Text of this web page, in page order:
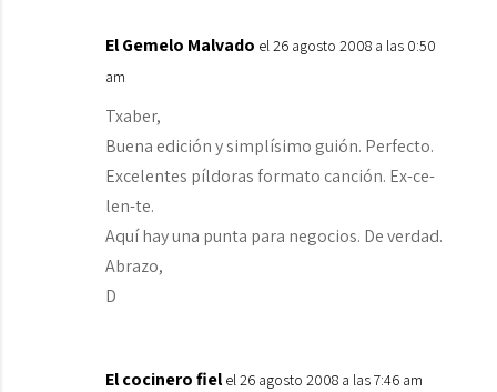
El Gemelo Malvado el 26 agosto 2008 a las 0:50
am
Txaber,
Buena edición y simplísimo guión. Perfecto.
Excelentes píldoras formato canción. Ex-ce-
len-te.
Aquí hay una punta para negocios. De verdad.
Abrazo,
D
El cocinero fiel el 26 agosto 2008 a las 7:46 am